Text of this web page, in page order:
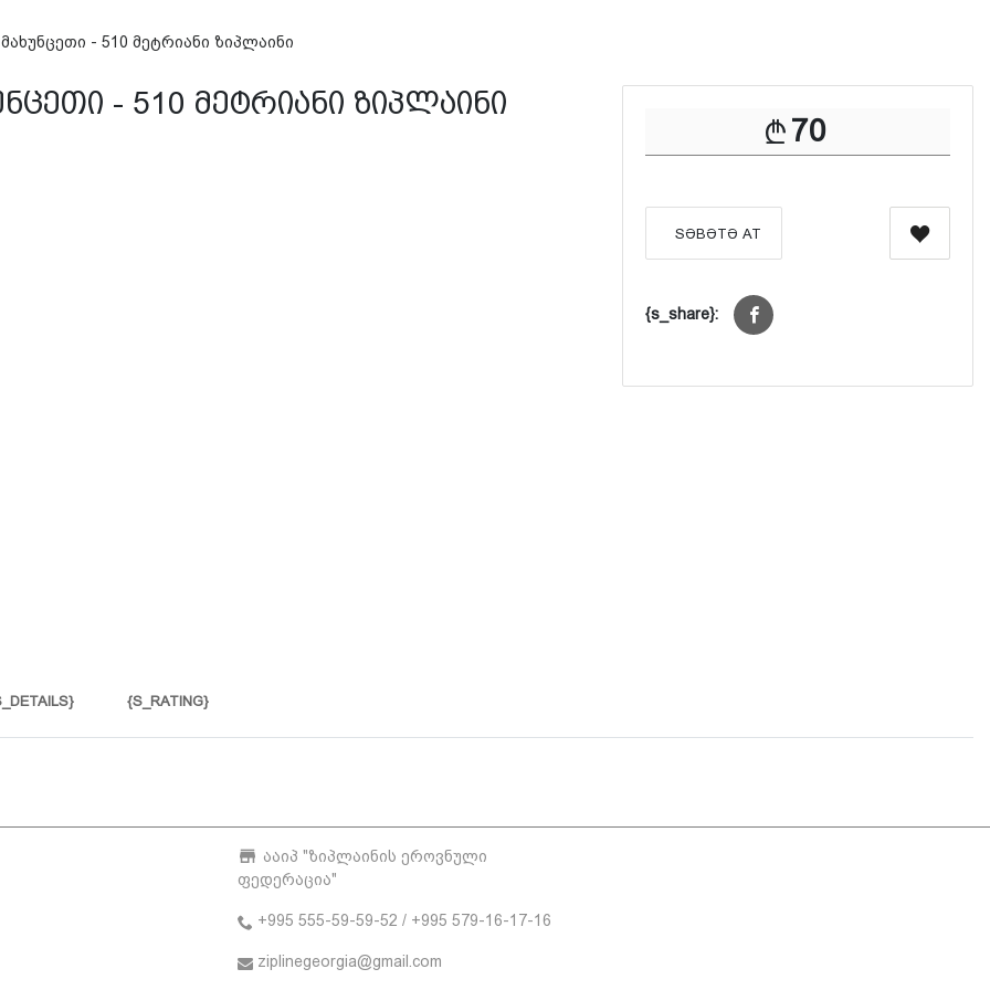
მახუნცეთი - 510 მეტრიანი ზიპლაინი
- 510 მეტრიანი ზიპლაინი
70
SƏBƏTƏ AT
{s_share}:
{S_RATING}
ააიპ "ზიპლაინის ეროვნული
ფედერაცია"
+995 555-59-59-52 / +995 579-16-17-16
ziplinegeorgia@gmail.com